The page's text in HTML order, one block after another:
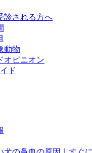
診される方へ
動物
オピニオン
ド